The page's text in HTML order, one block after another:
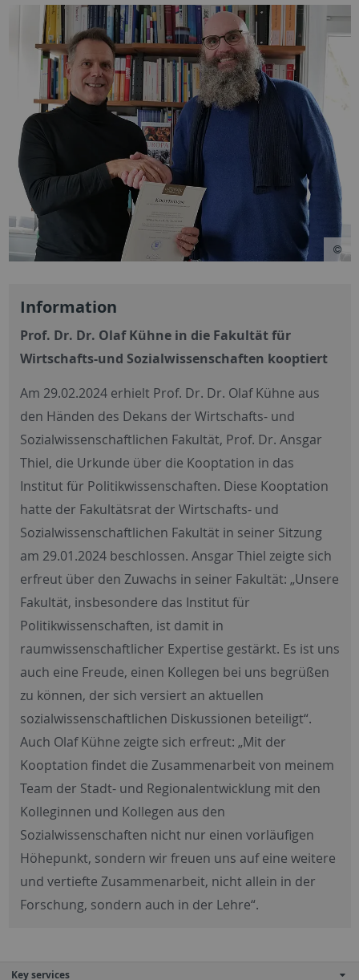
Information
Prof. Dr. Dr. Olaf Kühne in die Fakultät für
Wirtschafts-und Sozialwissenschaften kooptiert
Am 29.02.2024 erhielt Prof. Dr. Dr. Olaf Kühne aus
den Händen des Dekans der Wirtschafts- und
Sozialwissenschaftlichen Fakultät, Prof. Dr. Ansgar
Thiel, die Urkunde über die Kooptation in das
Institut für Politikwissenschaften. Diese Kooptation
hatte der Fakultätsrat der Wirtschafts- und
Sozialwissenschaftlichen Fakultät in seiner Sitzung
am 29.01.2024 beschlossen. Ansgar Thiel zeigte sich
erfreut über den Zuwachs in seiner Fakultät: „Unsere
Fakultät, insbesondere das Institut für
Politikwissenschaften, ist damit in
raumwissenschaftlicher Expertise gestärkt. Es ist uns
auch eine Freude, einen Kollegen bei uns begrüßen
zu können, der sich versiert an aktuellen
sozialwissenschaftlichen Diskussionen beteiligt“.
Auch Olaf Kühne zeigte sich erfreut: „Mit der
Kooptation findet die Zusammenarbeit von meinem
Team der Stadt- und Regionalentwicklung mit den
Kolleginnen und Kollegen aus den
Sozialwissenschaften nicht nur einen vorläufigen
Höhepunkt, sondern wir freuen uns auf eine weitere
und vertiefte Zusammenarbeit, nicht allein in der
Forschung, sondern auch in der Lehre“.
Key services